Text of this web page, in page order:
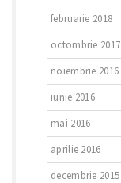
februarie 2018
octombrie 2017
noiembrie 2016
iunie 2016
mai 2016
aprilie 2016
decembrie 2015